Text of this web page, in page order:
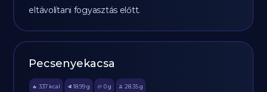
eltávolítani fogyasztás előtt.
Pecsenyekacsa
🔥 337 kcal 🥩 18.99 g 🥔 0g 🫒 28.35 g